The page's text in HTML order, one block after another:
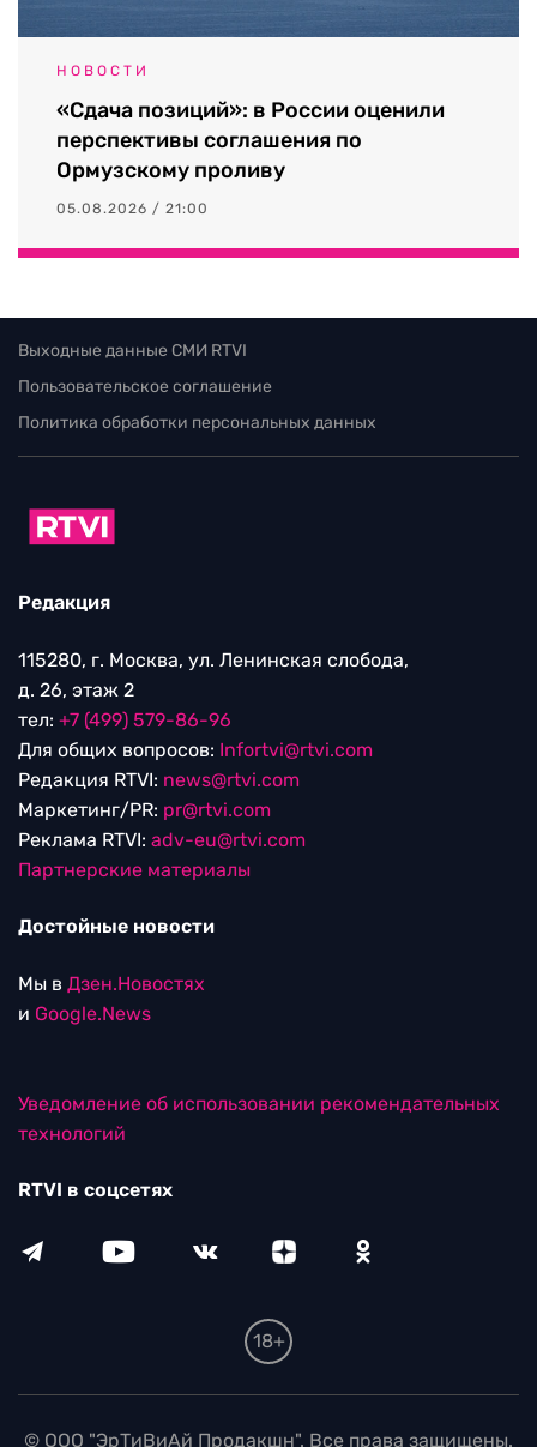
НОВОСТИ
«Сдача позиций»: в России оценили
перспективы соглашения по
Ормузскому проливу
05.08.2026 / 21:00
Выходные данные СМИ RTVI
Пользовательское соглашение
Политика обработки персональных данных
Редакция
115280, г. Москва, ул. Ленинская слобода,
д. 26, этаж 2
тел: +7 (499) 579-86-96
Для общих вопросов: Infortvi@rtvi.com
Редакция RTVI: news@rtvi.com
Маркетинг/PR: pr@rtvi.com
Реклама RTVI: adv-eu@rtvi.com
Партнерские материалы
Достойные новости
Мы в Дзен.Новостях
и Google.News
Уведомление об использовании рекомендательных
технологий
RTVI в соцсетях
18+
© ООО "ЭрТиВиАй Продакшн". Все права защищены.